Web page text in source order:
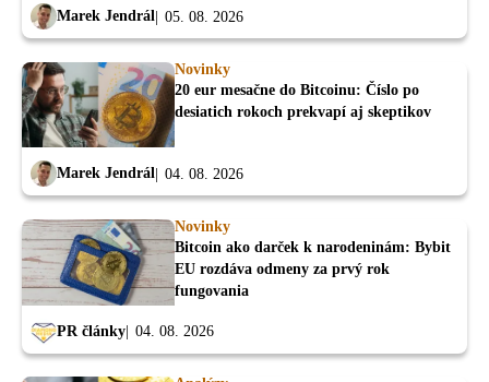
Marek Jendrál 05. 08. 2026
Novinky
20 eur mesačne do Bitcoinu: Číslo po
desiatich rokoch prekvapí aj skeptikov
Marek Jendrál 04. 08. 2026
Novinky
Bitcoin ako darček k narodeninám: Bybit
EU rozdáva odmeny za prvý rok
fungovania
PR články 04. 08. 2026